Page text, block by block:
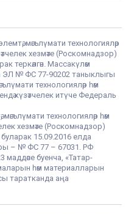
мәгълүмати технологияләр
хезмәте (Роскомнадзор)
теркәлгән. Массакүләм
ЭЛ № ФС 77-90202 таныклыгы
технологияләр һәм
күзәтчелек итүче Федераль
технологияләр һәм
хезмәте (Роскомнадзор)
15.09.2016 елда
– № ФС 77 – 67031. РФ
буенча, «Татар-
һәм материалларын
таратканда аңа